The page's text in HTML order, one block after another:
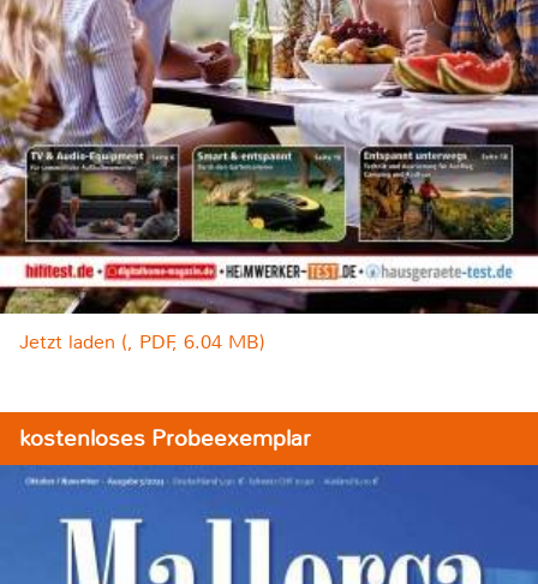
Jetzt laden (, PDF, 6.04 MB)
kostenloses Probeexemplar